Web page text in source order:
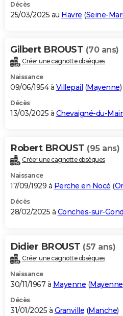
Décès
25/03/2025 au Havre (Seine-
Gilbert BROUST (70 ans)
Créer une cagnotte obsèques
Naissance
09/06/1954 à Villepail (Mayenne)
Décès
13/03/2025 à Chevaigné-du-
Robert BROUST (95 ans)
Créer une cagnotte obsèques
Naissance
17/09/1929 à Perche en Nocé (
Décès
28/02/2025 à Conches-sur-
Didier BROUST (57 ans)
Créer une cagnotte obsèques
Naissance
30/11/1967 à Mayenne (Mayenne
Décès
31/01/2025 à Granville (Manche)